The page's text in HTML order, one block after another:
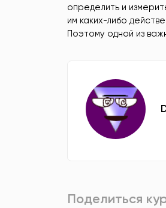
определить и
им каких-либо
Поэтому одной из
Поделиться